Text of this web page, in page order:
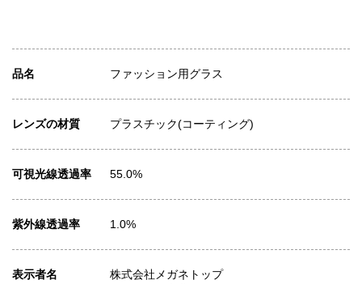
品名 ファッション用グラス
レンズの材質 プラスチック(コーティング)
可視光線透過率 55.0%
紫外線透過率 1.0%
表示者名
株式会社メガネトップ